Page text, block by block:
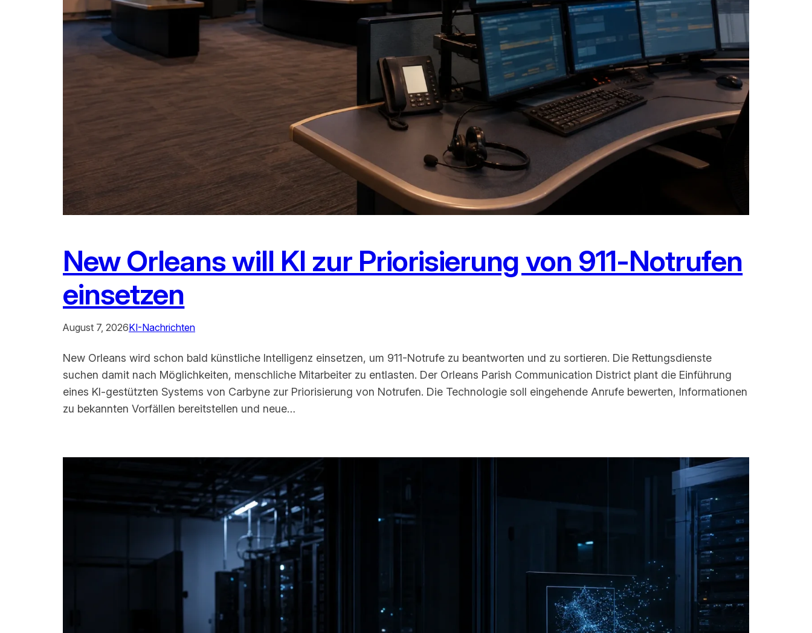
New Orleans will KI zur Priorisierung von 911-Notrufen
einsetzen
August 7, 2026KI-Nachrichten
New Orleans wird schon bald künstliche Intelligenz einsetzen, um 911-Notrufe zu beantworten und zu sortieren. Die Rettungsdienste
suchen damit nach Möglichkeiten, menschliche Mitarbeiter zu entlasten. Der Orleans Parish Communication District plant die Einführung
eines KI-gestützten Systems von Carbyne zur Priorisierung von Notrufen. Die Technologie soll eingehende Anrufe bewerten, Informationen
zu bekannten Vorfällen bereitstellen und neue…